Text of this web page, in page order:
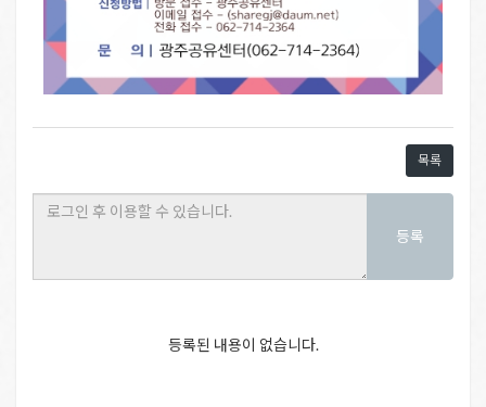
목록
등록
등록된 내용이 없습니다.